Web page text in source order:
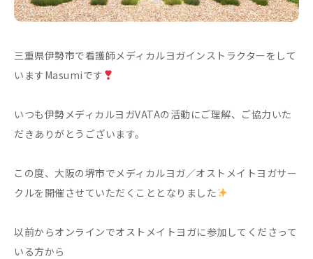
三重県伊勢市で看護師メディカルヨガインストラクターをして
いますMasumiです
いつも伊勢メディカルヨガVATAの活動にご理解、ご協力いた
だきありがとうございます。
この度、大阪の堺市でメディカルヨガ／オストメイトヨガサー
クルを開催させていただくこととなりました
以前からオンラインでオストメイトヨガに参加してくださって
いる方から